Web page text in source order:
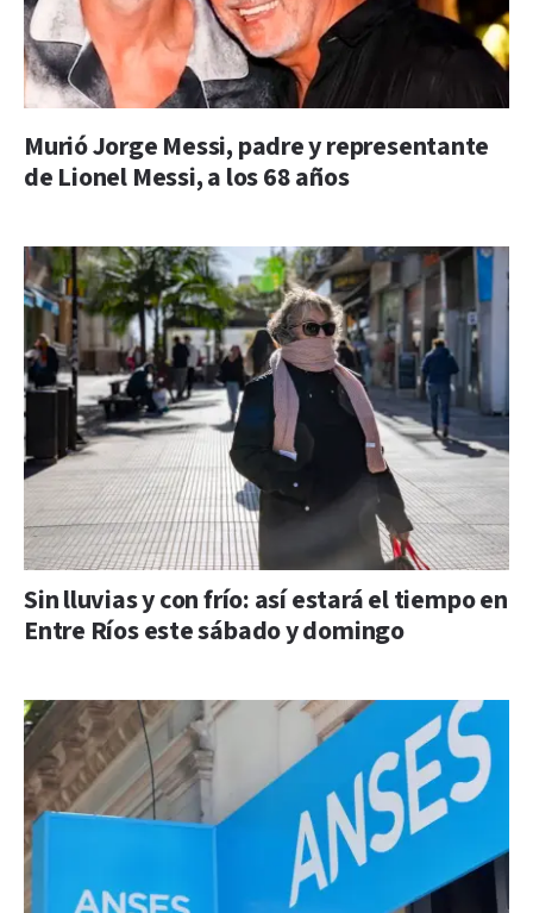
Murió Jorge Messi, padre y representante
de Lionel Messi, a los 68 años
Sin lluvias y con frío: así estará el tiempo en
Entre Ríos este sábado y domingo